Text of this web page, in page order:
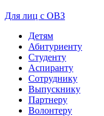
Для лиц с ОВЗ
Детям
Абитуриенту
Студенту
Аспиранту
Сотруднику
Выпускнику
Партнеру
Волонтеру